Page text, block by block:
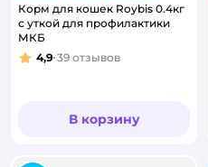
Корм для кошек Roybis 0.4кг
с уткой для профилактики
МКБ
Рейтинг:
4,9 39 отзывов
В корзину